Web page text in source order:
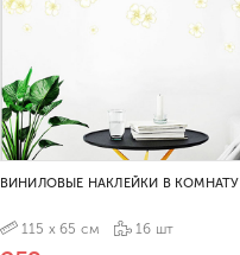
ВИНИЛОВЫЕ НАКЛЕЙКИ В КОМНАТУ
115 х 65 см 16 шт